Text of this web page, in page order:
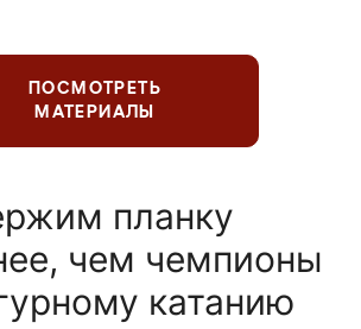
ПОСМОТРЕТЬ
МАТЕРИАЛЫ
планку
чем чемпионы
катанию